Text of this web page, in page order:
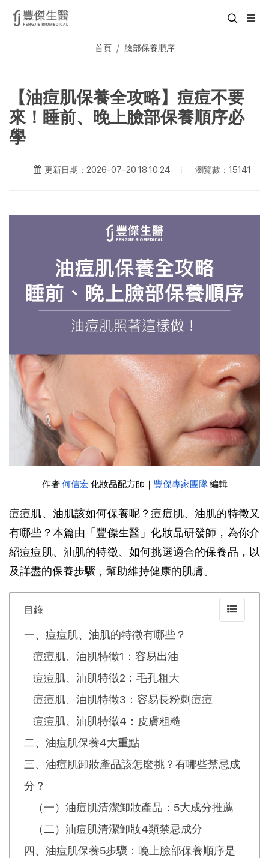
首頁 臉部保養順序
【油痘肌保養全攻略】痘痘不要
來！睡前、晚上臉部保養順序必
學
更新日期：2026-07-20 18:10:24 瀏覽數：15141
作者 何信宏 化妝品配方師｜ 豐傑專家團隊 編輯
痘痘肌、油肌該如何保養呢？痘痘肌、油肌的特徵又
有哪些？本篇由「豐傑生醫」化妝品研發師，為你介
紹痘痘肌、油肌的特徵、如何挑選適合的保養品，以
及詳盡的保養步驟，幫助維持健康的肌膚。
目錄
一、痘痘肌、油肌的特徵有哪些？
痘痘肌、油肌特徵1：容易出油
痘痘肌、油肌特徵2：毛孔粗大
痘痘肌、油肌特徵3：容易長粉刺痘痘
痘痘肌、油肌特徵4：皮膚粗糙
二、油痘肌保養4大重點
三、油痘肌卸妝產品該怎麼挑？有哪些禁忌成
分？
（一）油痘肌清潔卸妝產品：5大成分推薦
（二）油痘肌清潔卸妝4類禁忌成分
四、油痘肌保養5步驟：晚上臉部保養順序是